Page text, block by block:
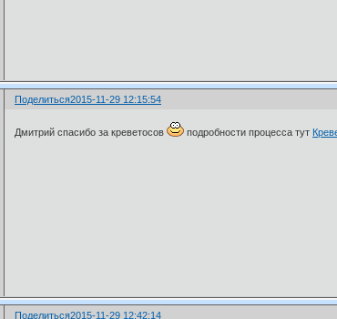
Поделиться2015-11-29 12:15:54
Дмитрий спасибо за креветосов подробности процесса тут
Поделиться2015-11-29 12:42:14